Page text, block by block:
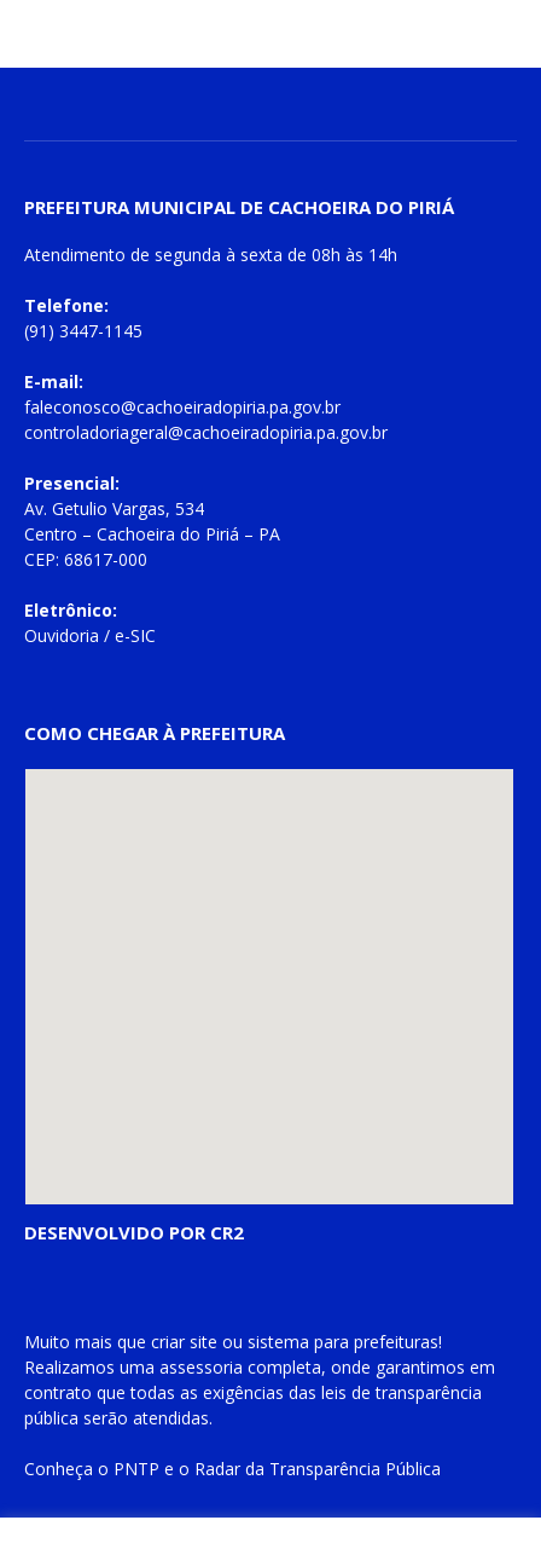
PREFEITURA MUNICIPAL DE CACHOEIRA DO PIRIÁ
Atendimento de segunda à sexta de 08h às 14h
Telefone:
(91) 3447-1145
E-mail:
faleconosco@cachoeiradopiria.pa.gov.br
controladoriageral@cachoeiradopiria.pa.gov.br
Presencial:
Av. Getulio Vargas, 534
Centro – Cachoeira do Piriá – PA
CEP: 68617-000
Eletrônico:
Ouvidoria / e-SIC
COMO CHEGAR À PREFEITURA
DESENVOLVIDO POR CR2
Muito mais que criar site ou sistema para prefeituras!
Realizamos uma assessoria completa, onde garantimos em
contrato que todas as exigências das leis de transparência
pública serão atendidas.
Conheça o PNTP e o Radar da Transparência Pública